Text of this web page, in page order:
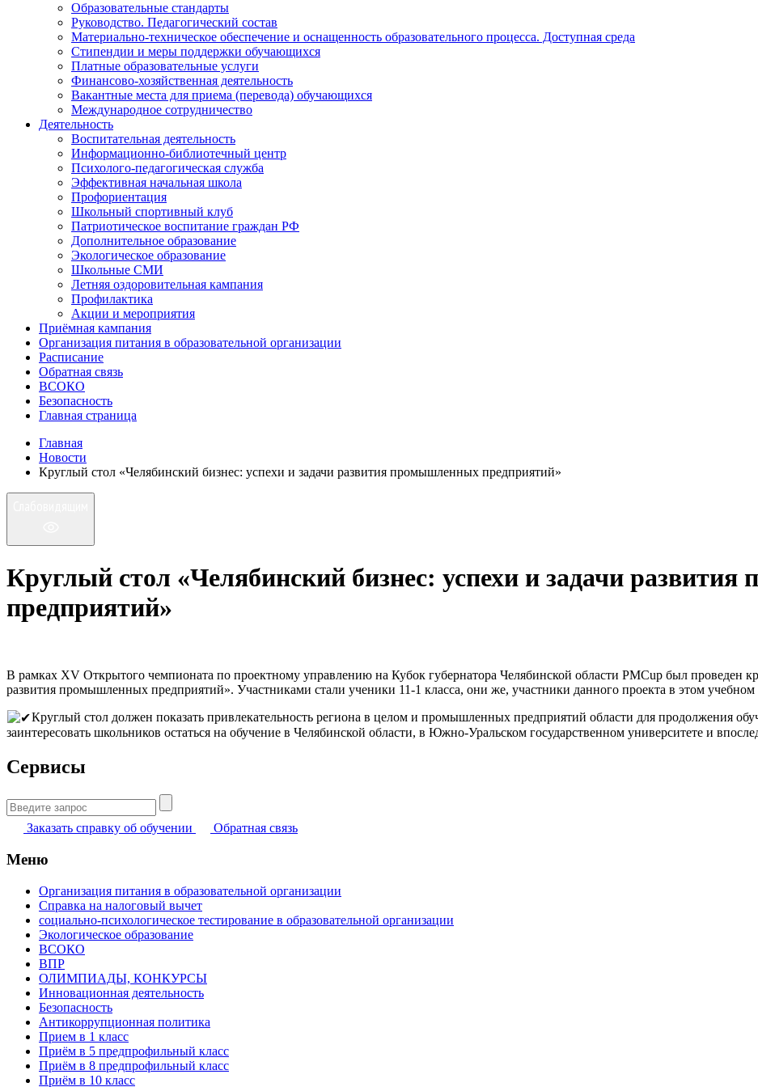
Образовательные стандарты
Руководство. Педагогический состав
Материально-техническое обеспечение и оснащенность образовательного процесса. Доступная среда
Стипендии и меры поддержки обучающихся
Платные образовательные услуги
Финансово-хозяйственная деятельность
Вакантные места для приема (перевода) обучающихся
Международное сотрудничество
Деятельность
Воспитательная деятельность
Информационно-библиотечный центр
Психолого-педагогическая служба
Эффективная начальная школа
Профориентация
Школьный спортивный клуб
Патриотическое воспитание граждан РФ
Дополнительное образование
Экологическое образование
Школьные СМИ
Летняя оздоровительная кампания
Профилактика
Акции и мероприятия
Приёмная кампания
Организация питания в образовательной организации
Расписание
Обратная связь
ВСОКО
Безопасность
Главная страница
Главная
Новости
Круглый стол «Челябинский бизнес: успехи и задачи развития промышленных предприятий»
Круглый стол «Челябинский бизнес: успехи и задачи
предприятий»
В рамках XV Открытого чемпионата по проектному управлению на Кубок губернатора Челябинской области PMCup был проведен
развития промышленных предприятий». Участниками стали ученики 11-1 класса, они же, участники данного проекта в этом учебном
Круглый стол должен показать привлекательность региона в целом и промышленных предприятий области для продолжения
заинтересовать школьников остаться на обучение в Челябинской области, в Южно-Уральском государственном университете и
Сервисы
Найти:
Заказать справку об обучении
Обратная связь
Меню
Организация питания в образовательной организации
Справка на налоговый вычет
социально-психологическое тестирование в образовательной организации
Экологическое образование
ВСОКО
ВПР
ОЛИМПИАДЫ, КОНКУРСЫ
Инновационная деятельность
Безопасность
Антикоррупционная политика
Прием в 1 класс
Приём в 5 предпрофильный класс
Приём в 8 предпрофильный класс
Приём в 10 класс